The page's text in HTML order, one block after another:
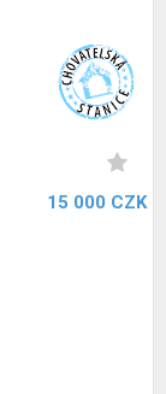
15 000 CZK